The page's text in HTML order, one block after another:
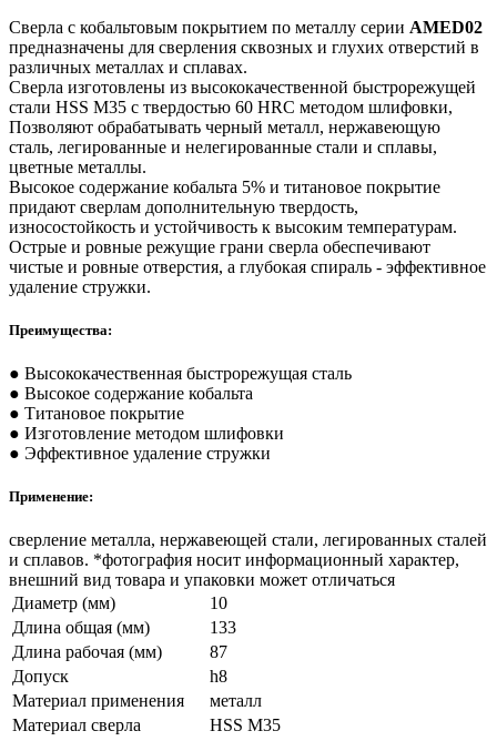
Сверла с кобальтовым покрытием по металлу серии AMED02
предназначены для сверления сквозных и глухих отверстий в
различных металлах и сплавах.
Сверла изготовлены из высококачественной быстрорежущей
стали HSS М35 с твердостью 60 HRC методом шлифовки,
Позволяют обрабатывать черный металл, нержавеющую
сталь, легированные и нелегированные стали и сплавы,
цветные металлы.
Высокое содержание кобальта 5% и титановое покрытие
придают сверлам дополнительную твердость,
износостойкость и устойчивость к высоким температурам.
Острые и ровные режущие грани сверла обеспечивают
чистые и ровные отверстия, а глубокая спираль - эффективное
удаление стружки.
Преимущества:
● Высококачественная быстрорежущая сталь
● Высокое содержание кобальта
● Титановое покрытие
● Изготовление методом шлифовки
● Эффективное удаление стружки
Применение:
сверление металла, нержавеющей стали, легированных сталей
и сплавов. *фотография носит информационный характер,
внешний вид товара и упаковки может отличаться
Диаметр (мм)
10
Длина общая (мм)
133
Длина рабочая (мм)
87
Допуск
h8
Материал применения
металл
Материал сверла
HSS М35